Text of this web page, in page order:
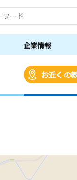
企業情報
お近くの